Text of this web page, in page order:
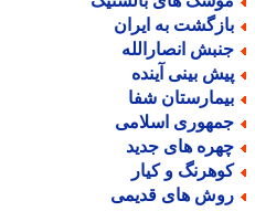
به ایران
انصارالله
بینی آینده
شفا
اسلامی
های جدید
و کیار
های قدیمی